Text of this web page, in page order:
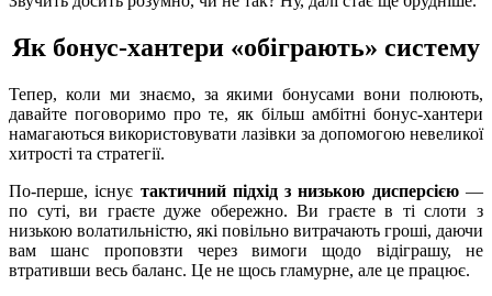
Як бонус-хантери «обіграють» систему
Тепер, коли ми знаємо, за якими бонусами вони полюють,
давайте поговоримо про те, як більш амбітні бонус-хантери
намагаються використовувати лазівки за допомогою невеликої
хитрості та стратегії.
По-перше, існує тактичний підхід з низькою дисперсією—
по суті, ви граєте дуже обережно. Ви граєте в ті слоти з
низькою волатильністю, які повільно витрачають гроші, даючи
вам шанс проповзти через вимоги щодо відіграшу, не
втративши весь баланс. Це не щось гламурне, але це працює.